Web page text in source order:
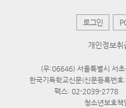
로그인
개인정보취
(우:06646) 서울특별시 서
한국기독학교신문(신문등록번
팩스: 02-2039-2778
청소년보호